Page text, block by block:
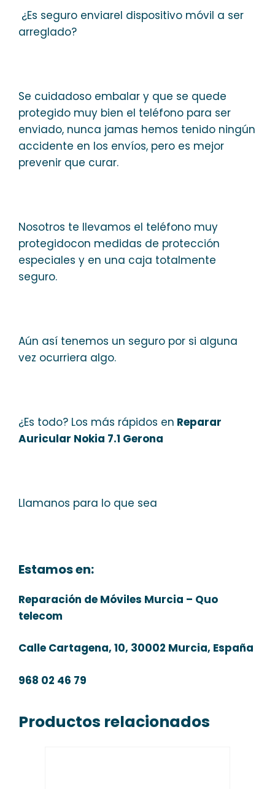
¿Es seguro enviarel dispositivo móvil a ser
arreglado?
Se cuidadoso embalar y que se quede
protegido muy bien el teléfono para ser
enviado, nunca jamas hemos tenido ningún
accidente en los envíos, pero es mejor
prevenir que curar.
Nosotros te llevamos el teléfono muy
protegidocon medidas de protección
especiales y en una caja totalmente
seguro.
Aún así tenemos un seguro por si alguna
vez ocurriera algo.
¿Es todo? Los más rápidos en Reparar
Auricular Nokia 7.1 Gerona
Llamanos para lo que sea
Estamos en:
Reparación de Móviles Murcia – Quo
telecom
Calle Cartagena, 10, 30002 Murcia, España
968 02 46 79
Productos relacionados